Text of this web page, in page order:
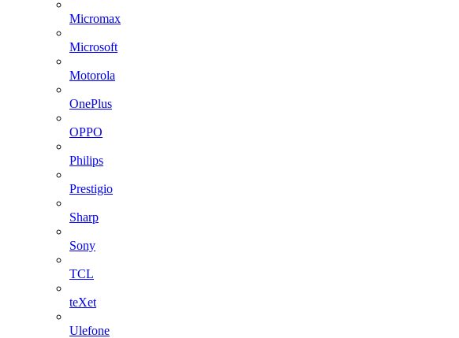
Micromax
Microsoft
Motorola
OnePlus
OPPO
Philips
Prestigio
Sharp
Sony
TCL
teXet
Ulefone